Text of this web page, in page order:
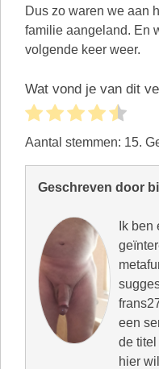
Dus zo waren we aan
familie aangeland. En
volgende keer weer.
Wat vond je van dit
Aantal stemmen: 15.
Geschreven door
Ik
een
de
hier